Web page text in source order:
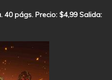
40 págs. Precio: $4,99 Salida: